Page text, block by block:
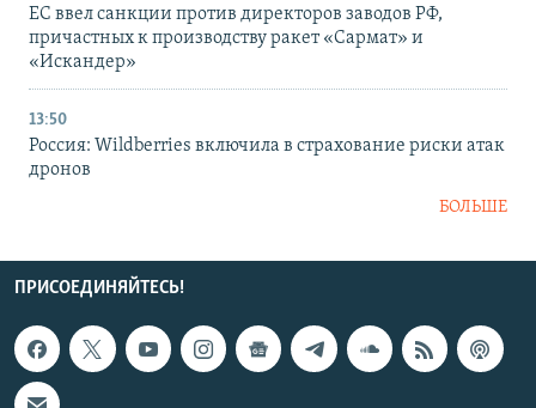
ЕС ввел санкции против директоров заводов РФ,
причастных к производству ракет «Сармат» и
«Искандер»
13:50
Россия: Wildberries включила в страхование риски атак
дронов
БОЛЬШЕ
ПРИСОЕДИНЯЙТЕСЬ!